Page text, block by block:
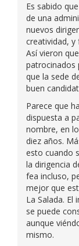
Es sabido
de una
nuevos
creatividad, y
Así vieron
patrocinados
que la sede
buen
Parece que
dispuesta a
nombre, en
diez años.
esto cuando
la dirigencia
fea incluso,
mejor que
La Salada.
se puede
aunque
mismo.